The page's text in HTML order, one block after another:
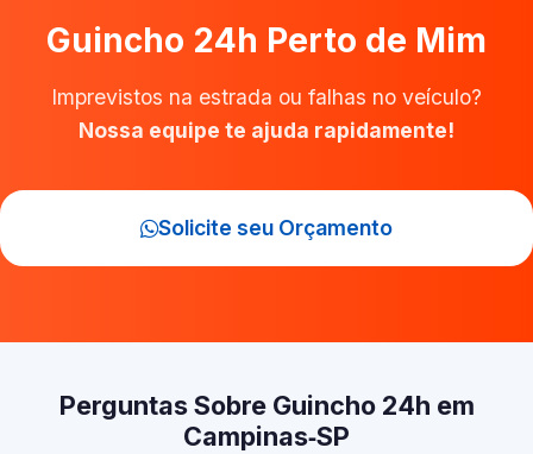
Guincho 24h Perto de Mim
Imprevistos na estrada ou falhas no veículo?
Nossa equipe te ajuda rapidamente!
Solicite seu Orçamento
Perguntas Sobre Guincho 24h em
Campinas‑SP